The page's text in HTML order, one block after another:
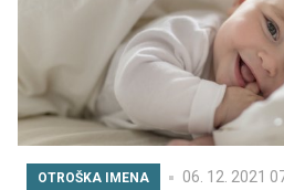
OTROŠKA IMENA 06. 12. 2021